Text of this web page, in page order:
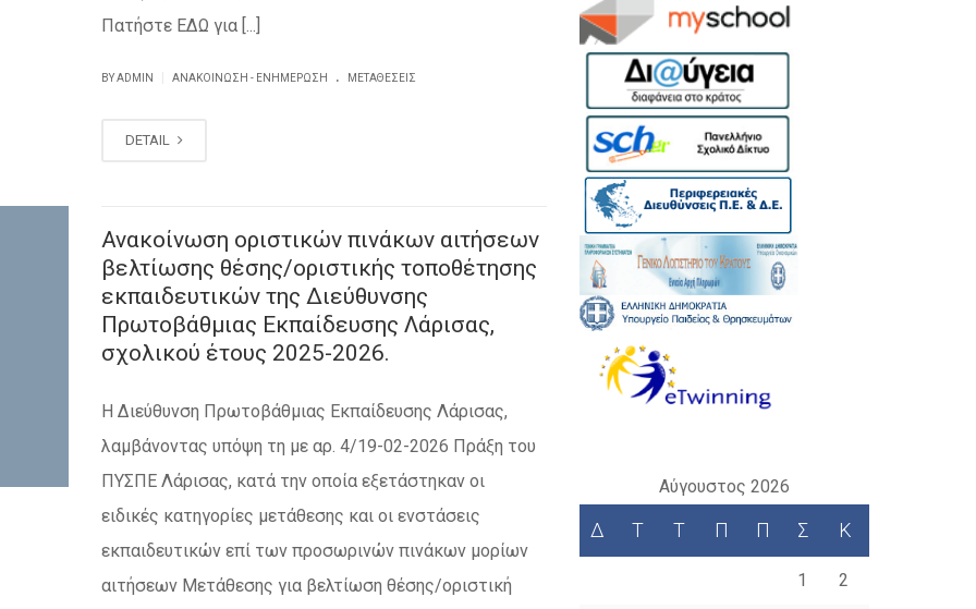
Πατήστε ΕΔΩ για [...]
BY ADMIN ΑΝΑΚΟΊΝΩΣΗ - ΕΝΗΜΈΡΩΣΗ . ΜΕΤΑΘΈΣΕΙΣ
DETAIL
Ανακοίνωση οριστικών πινάκων αιτήσεων
βελτίωσης θέσης/οριστικής τοποθέτησης
εκπαιδευτικών της Διεύθυνσης
Πρωτοβάθμιας Εκπαίδευσης Λάρισας,
σχολικού έτους 2025-2026.
Η Διεύθυνση Πρωτοβάθμιας Εκπαίδευσης Λάρισας,
λαμβάνοντας υπόψη τη με αρ. 4/19-02-2026 Πράξη του
ΠΥΣΠΕ Λάρισας, κατά την οποία εξετάστηκαν οι
ειδικές κατηγορίες μετάθεσης και οι ενστάσεις
εκπαιδευτικών επί των προσωρινών πινάκων μορίων
αιτήσεων Μετάθεσης για βελτίωση θέσης/οριστική
Αύγουστος 2026
Δ Τ Τ Π Π Σ Κ
1 2